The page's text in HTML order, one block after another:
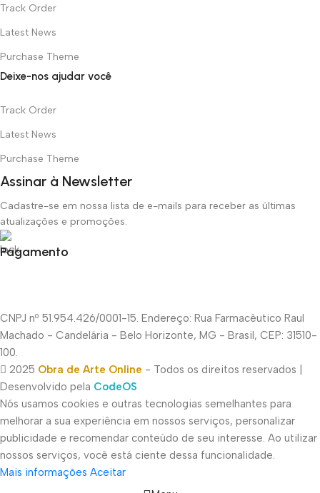
Track Order
Latest News
Purchase Theme
Deixe-nos ajudar você
Track Order
Latest News
Purchase Theme
Assinar à Newsletter
Cadastre-se em nossa lista de e-mails para receber as últimas
atualizações e promoções.
Pagamento
CNPJ nº 51.954.426/0001-15. Endereço: Rua Farmacêutico Raul
Machado - Candelária - Belo Horizonte, MG - Brasil, CEP: 31510-
100.
2025 Obra de Arte Online - Todos os direitos reservados |
Desenvolvido pela CodeOS
Nós usamos cookies e outras tecnologias semelhantes para
melhorar a sua experiência em nossos serviços, personalizar
publicidade e recomendar conteúdo de seu interesse. Ao utilizar
nossos serviços, você está ciente dessa funcionalidade.
Mais informações Aceitar